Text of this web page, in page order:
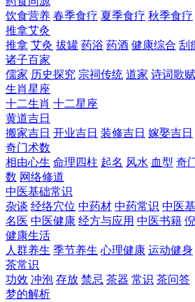
饮食营养 春季食疗 夏季食疗 秋季食疗
推拿艾灸
推拿 艾灸 拔罐 药浴 药酒 健康综合 刮
诸子百家
儒家 历史探究 宗祠传统 道家 诗词歌赋
生肖星座
十二生肖 十二星座
黄道吉日
搬家吉日 开业吉日 装修吉日 嫁娶吉日
奇门术数
相由心生 命理四柱 起名 风水 血型 奇
数 网络修道
中医基础常识
杂谈 经络穴位 中药材 中药常识 中医
名医 中医健康 经方与应用 中医书籍
健康生活
人群养生 季节养生 心理健康 运动健身
茶常识
功效 冲泡 存放 禁忌 茶器 常识 茶问答
梦的解析